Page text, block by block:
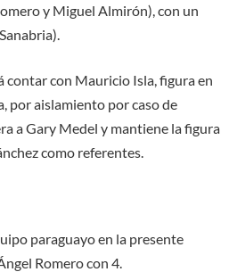
y Miguel Almirón), con un
contar con Mauricio Isla, figura en
por aislamiento por caso de
a Gary Medel y mantiene la figura
como referentes.
paraguayo en la presente
Romero con 4.